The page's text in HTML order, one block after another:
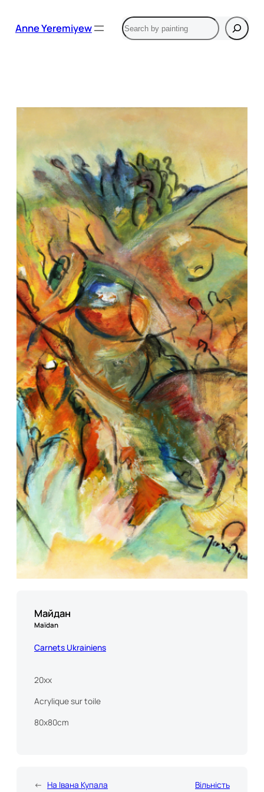
contenu
Anne Yeremiyew
Rechercher
Майдан
Maïdan
Carnets Ukrainiens
20xx
Acrylique sur toile
80x80cm
← На Івана Купала Вільність